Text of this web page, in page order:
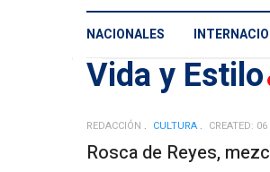
NACIONALES
Vida y
REDACCIÓN CULTURA CREATED:
Rosca de Reyes,